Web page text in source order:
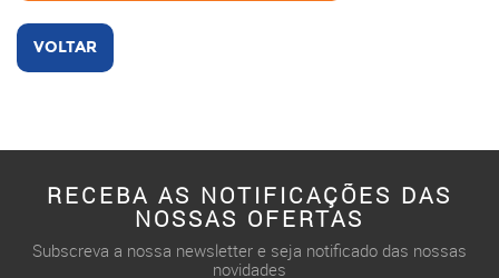
VOLTAR
RECEBA AS NOTIFICAÇÕES DAS
NOSSAS OFERTAS
Subscreva a nossa newsletter e seja notificado das nossas
novidades